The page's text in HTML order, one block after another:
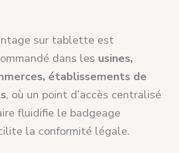
sur tablette est
dans les usines,
établissements de
, où un point d’accès centralisé
fluidifie le badgeage
la conformité légale.